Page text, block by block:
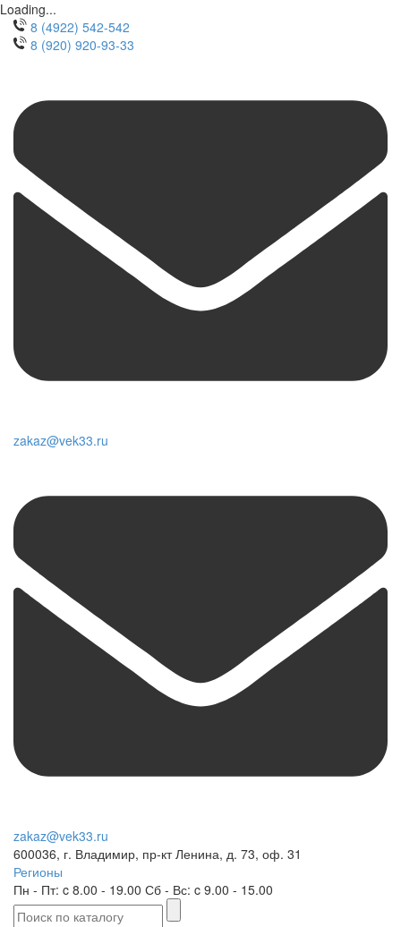
Loading...
8 (4922) 542-542
8 (920) 920-93-33
zakaz@vek33.ru
zakaz@vek33.ru
600036, г. Владимир, пр-кт Ленина, д. 73, оф. 31
Регионы
Пн - Пт: c 8.00 - 19.00 Сб - Вс: c 9.00 - 15.00